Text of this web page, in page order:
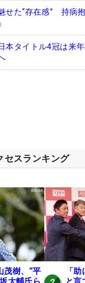
せた“存在感” 持病
本タイトル4冠は来
セスランキング
茂樹、“平
大輔氏ら
「
と言